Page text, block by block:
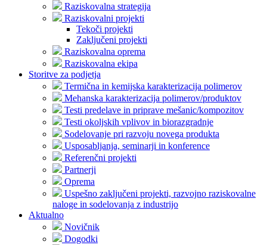
Raziskovalna strategija
Raziskovalni projekti
Tekoči projekti
Zaključeni projekti
Raziskovalna oprema
Raziskovalna ekipa
Storitve za podjetja
Termična in kemijska karakterizacija polimerov
Mehanska karakterizacija polimerov/produktov
Testi predelave in priprave mešanic/kompozitov
Testi okoljskih vplivov in biorazgradnje
Sodelovanje pri razvoju novega produkta
Usposabljanja, seminarji in konference
Referenčni projekti
Partnerji
Oprema
Uspešno zaključeni projekti, razvojno raziskovalne
naloge in sodelovanja z industrijo
Aktualno
Novičnik
Dogodki